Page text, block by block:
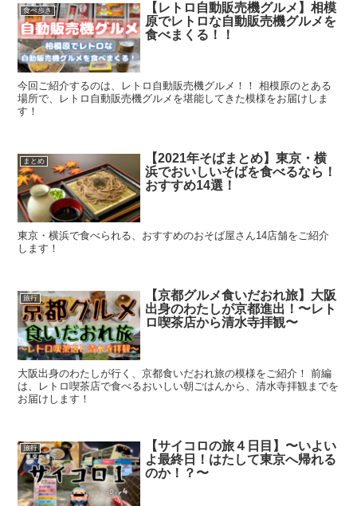
食べ歩き
【レトロ自動販売機グルメ】相模
原でレトロな自動販売機グルメを
食べまくる！！
今回ご紹介するのは、レトロ自動販売機グルメ！！ 相模原のとある
場所で、レトロ自動販売機グルメを堪能してきた模様をお届けしま
す！
まとめ
【2021年そばまとめ】東京・横
浜でおいしいそばを食べるなら！
おすすめ14選！
東京・横浜で食べられる、おすすめのおそば屋さん14店舗をご紹介
します！
旅行
【京都グルメ食いだおれ旅】大阪
出身のわたしが京都進出！〜レト
ロ喫茶店から清水寺拝観〜
大阪出身のわたしが行く、京都食いだおれ旅の模様をご紹介！ 前編
は、レトロ喫茶店で食べるおいしい朝ごはんから、清水寺拝観までを
お届けします！
旅行
【サイコロの旅４日目】〜いよい
よ最終日！はたして東京へ帰れる
のか！？〜